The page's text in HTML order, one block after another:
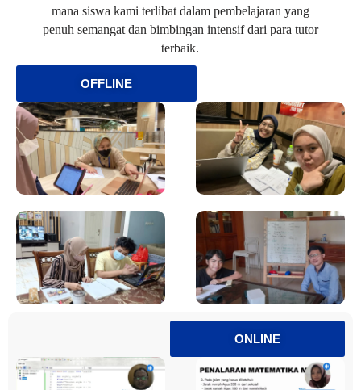
mana siswa kami terlibat dalam pembelajaran yang
penuh semangat dan bimbingan intensif dari para tutor
terbaik.
OFFLINE
ONLINE